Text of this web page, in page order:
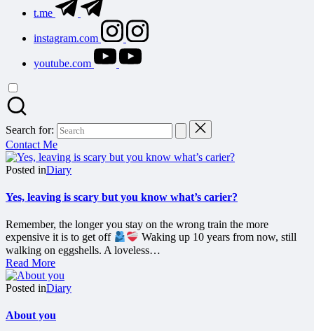
t.me
instagram.com
youtube.com
Search for:
Contact Me
Posted inDiary
Yes, leaving is scary but you know what’s carier?
Remember, the longer you stay on the wrong train the more
expensive it is to get off
Waking up 10 years from now, still
walking on eggshells. A loveless…
Read More
Posted inDiary
About you